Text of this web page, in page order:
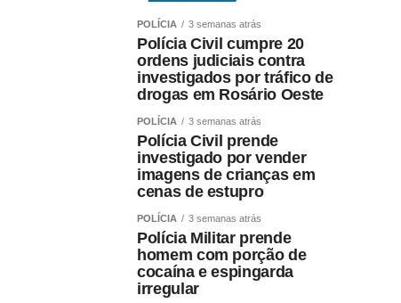
POLÍCIA 3 semanas atrás
Polícia Civil cumpre 20
ordens judiciais contra
investigados por tráfico de
drogas em Rosário Oeste
POLÍCIA 3 semanas atrás
Polícia Civil prende
investigado por vender
imagens de crianças em
cenas de estupro
POLÍCIA 3 semanas atrás
Polícia Militar prende
homem com porção de
cocaína e espingarda
irregular